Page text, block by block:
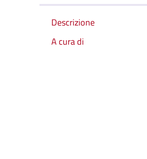
Descrizione
A cura di